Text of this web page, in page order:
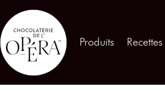
Produits Recettes
Contactez-nous